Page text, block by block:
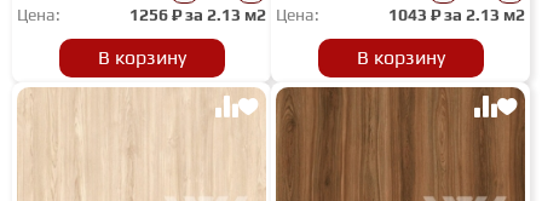
КОВРОВАЯ ПЛИТКА
МОДУЛЬНЫЕ ПВХ
Цена: 1256₽ за 2.13 м2
В корзину
Цена: 1043 ₽ за 2.13 м2
В корзину